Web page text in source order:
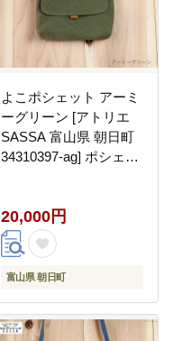
よこポシェット アーミ
ーグリーン [アトリエ
SASSA 富山県 朝日町
34310397-ag] ポシェッ
しゃれ 手作り シンプル
レザー
20,000円
富山県 朝日町